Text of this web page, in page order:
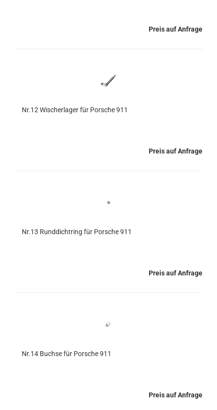
Preis auf Anfrage
Nr.12 Wischerlager für Porsche 911
Preis auf Anfrage
Nr.13 Runddichtring für Porsche 911
Preis auf Anfrage
Nr.14 Buchse für Porsche 911
Preis auf Anfrage